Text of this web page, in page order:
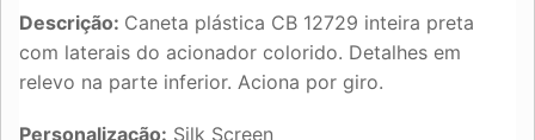
Descrição: Caneta plástica CB 12729 inteira preta
com laterais do acionador colorido. Detalhes em
relevo na parte inferior. Aciona por giro.
Personalização: Silk Screen